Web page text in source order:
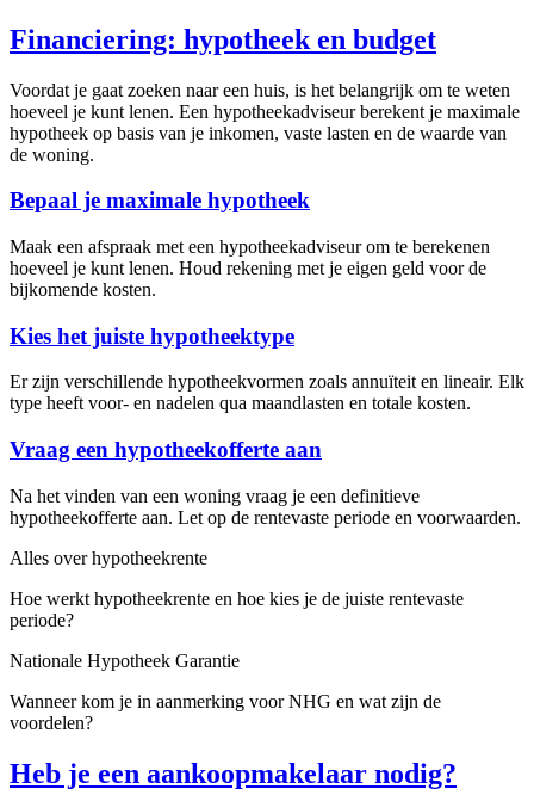
Financiering: hypotheek en budget
Voordat je gaat zoeken naar een huis, is het belangrijk om te weten
hoeveel je kunt lenen. Een hypotheekadviseur berekent je maximale
hypotheek op basis van je inkomen, vaste lasten en de waarde van
de woning.
Bepaal je maximale hypotheek
Maak een afspraak met een hypotheekadviseur om te berekenen
hoeveel je kunt lenen. Houd rekening met je eigen geld voor de
bijkomende kosten.
Kies het juiste hypotheektype
Er zijn verschillende hypotheekvormen zoals annuïteit en lineair. Elk
type heeft voor- en nadelen qua maandlasten en totale kosten.
Vraag een hypotheekofferte aan
Na het vinden van een woning vraag je een definitieve
hypotheekofferte aan. Let op de rentevaste periode en voorwaarden.
Alles over hypotheekrente
Hoe werkt hypotheekrente en hoe kies je de juiste rentevaste
periode?
Nationale Hypotheek Garantie
Wanneer kom je in aanmerking voor NHG en wat zijn de
voordelen?
Heb je een aankoopmakelaar nodig?